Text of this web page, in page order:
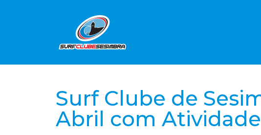
Surf Clube de
Abril com